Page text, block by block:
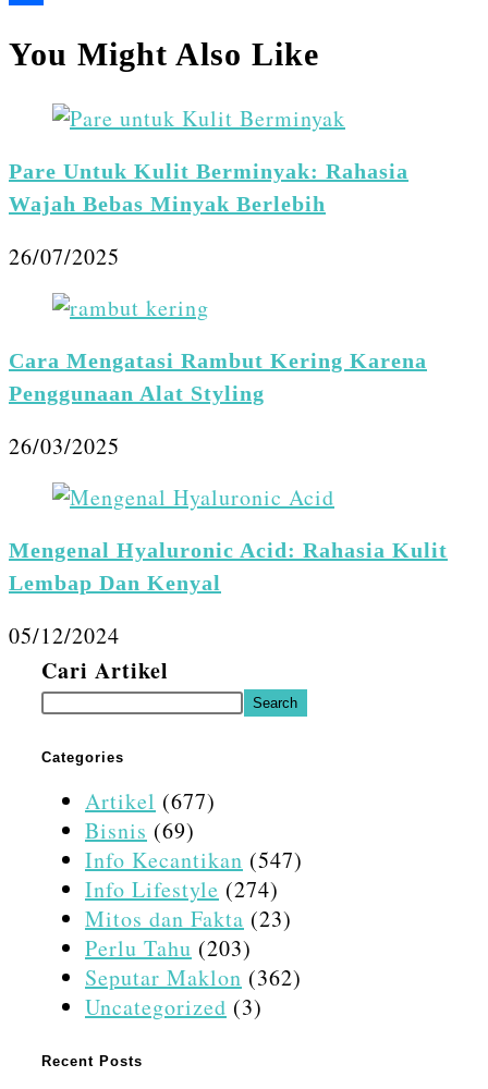
You Might Also Like
Pare Untuk Kulit Berminyak: Rahasia
Wajah Bebas Minyak Berlebih
26/07/2025
Cara Mengatasi Rambut Kering Karena
Penggunaan Alat Styling
26/03/2025
Mengenal Hyaluronic Acid: Rahasia Kulit
Lembap Dan Kenyal
05/12/2024
Cari Artikel
Search
Categories
Artikel (677)
Bisnis (69)
Info Kecantikan (547)
Info Lifestyle (274)
Mitos dan Fakta (23)
Perlu Tahu (203)
Seputar Maklon (362)
Uncategorized (3)
Recent Posts